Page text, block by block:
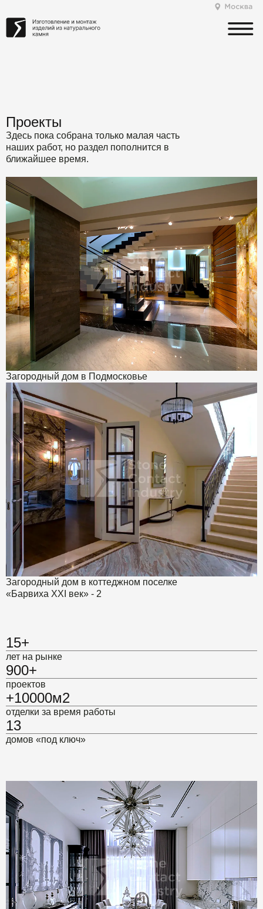
Проекты
Здесь пока собрана только малая часть
наших работ, но раздел пополнится в
ближайшее время.
Загородный дом в Подмосковье
Загородный дом в коттеджном поселке
«Барвиха XXI век» - 2
15+
лет на рынке
900+
проектов
+10000м2
отделки за время работы
13
домов «под ключ»